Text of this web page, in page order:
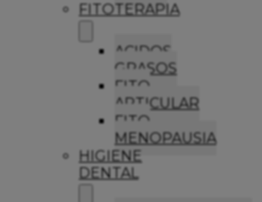
FITOTERAPIA
ACIDOS
GRASOS
FITO
ARTICULAR
FITO
MENOPAUSIA
HIGIENE
DENTAL